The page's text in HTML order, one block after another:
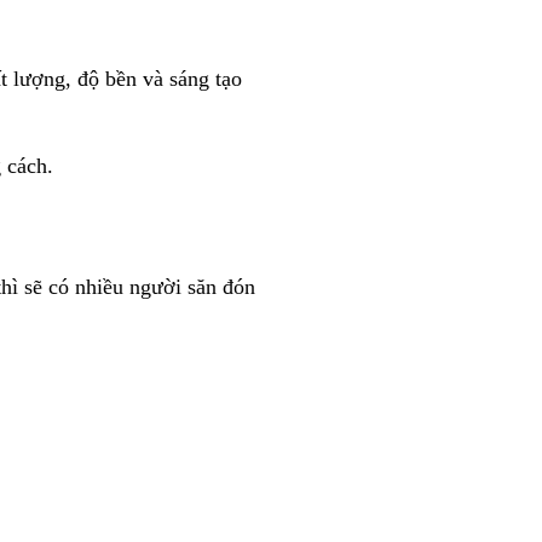
độ bền và sáng tạo
sẽ có nhiều người săn đón